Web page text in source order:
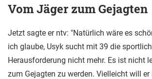
Vom Jäger zum Gejagten
Jetzt sagte er ntv: "Natürlich wäre es
ich glaube, Usyk sucht mit 39 die
Herausforderung nicht mehr. Es ist nicht
zum Gejagten zu werden. Vielleicht will